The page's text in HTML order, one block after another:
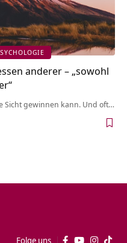
anderer – „sowohl
Sicht gewinnen kann. Und oft…
Folge uns